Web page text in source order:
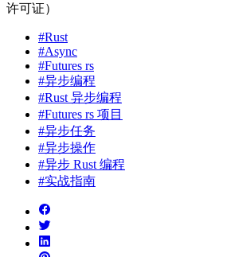
许可证）
#Rust
#Async
#Futures rs
#异步编程
#Rust 异步编程
#Futures rs 项目
#异步任务
#异步操作
#异步 Rust 编程
#实战指南